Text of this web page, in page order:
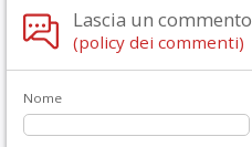
Lascia un commento
(policy dei commenti)
Nome